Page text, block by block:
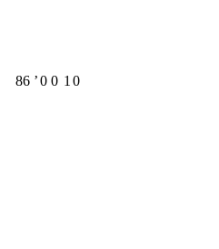
86 ʼ0 0 1 0